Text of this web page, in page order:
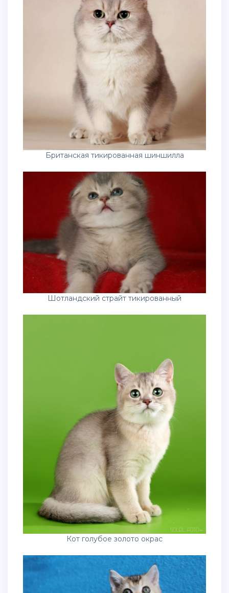
Британская тикированная шиншилла
Шотландский страйт тикированный
Кот голубое золото окрас